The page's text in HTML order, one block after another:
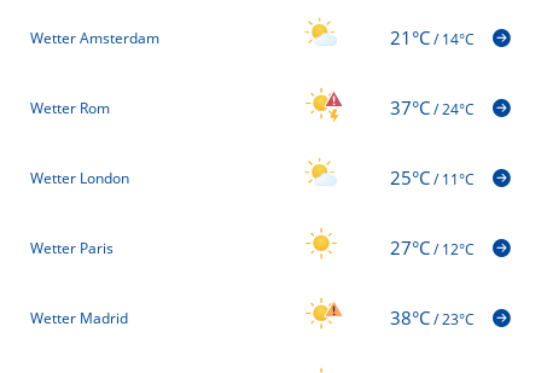
Wetter Amsterdam 21°C/14°C
Wetter Rom 37°C/24°C
Wetter London 25°C/11°C
Wetter Paris 27°C/12°C
Wetter Madrid 38°C/23°C